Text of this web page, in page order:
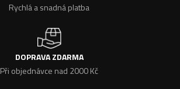
Rychlá a snadná platba
DOPRAVA ZDARMA
Při objednávce nad 2000 Kč